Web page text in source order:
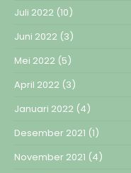
Juli 2022 (10)
Juni 2022 (3)
Mei 2022 (5)
April 2022 (3)
Januari 2022 (4)
Desember 2021 (1)
November 2021 (4)